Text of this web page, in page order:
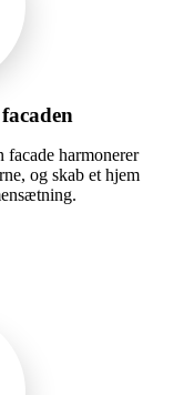
harmonerer
og skab et hjem